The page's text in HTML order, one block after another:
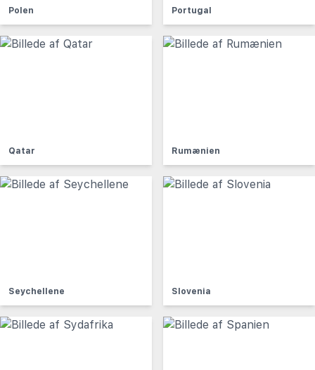
Polen Portugal
Qatar Rumænien
Seychellene Slovenia